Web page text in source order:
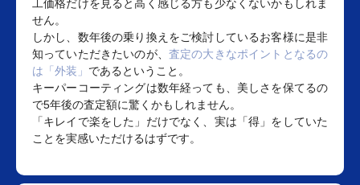
工価格だけを見ると高く感じる方も少なくないかもしれま
せん。
しかし、数年後の乗り換えをご検討しているお客様に是非
知っていただきたいのが、 査定の大きなポイントとなるの
は「外装」 であるということ。
キーパーコーティングは数年経っても、美しさを保てるの
で5年後の査定額に驚くかもしれません。
「キレイで楽をした」だけでなく、実は「得」をしていた
ことを実感いただけるはずです。